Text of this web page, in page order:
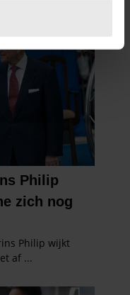
advertenties te
media te bieden
Ook delen we
site met onze
en analyse. Deze
met andere
of die ze hebben
van hun services. U
onze website blijft